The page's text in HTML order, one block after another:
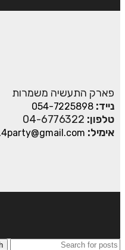
פארק התעשיה משמרות
נייד: 054-7225898
טלפון: 04-6776322
אימיל: